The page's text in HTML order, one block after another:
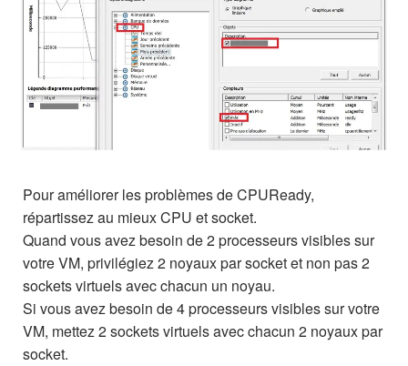
Pour améliorer les problèmes de CPUReady,
répartissez au mieux CPU et socket.
Quand vous avez besoin de 2 processeurs visibles sur
votre VM, privilégiez 2 noyaux par socket et non pas 2
sockets virtuels avec chacun un noyau.
Si vous avez besoin de 4 processeurs visibles sur votre
VM, mettez 2 sockets virtuels avec chacun 2 noyaux par
socket.